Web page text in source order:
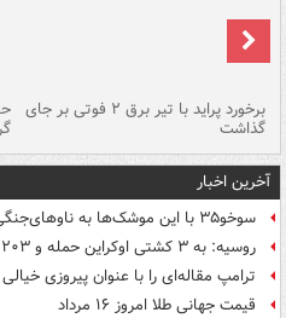
برخورد پراید با تیر برق ۲ فوتی بر جای
گذاشت
آخرین اخبار
سوخو۳۵ با این موشک‌ها به ناوهای‌جنگی حمله می‌کند
روسیه: به ۳ کشتی اوکراین حمله و ۲۰۳ پهپاد را سرنگون کردیم
ترامپ مقاله‌ای را با عنوان پیروزی
قیمت جهانی طلا امروز ۱۶ مرداد